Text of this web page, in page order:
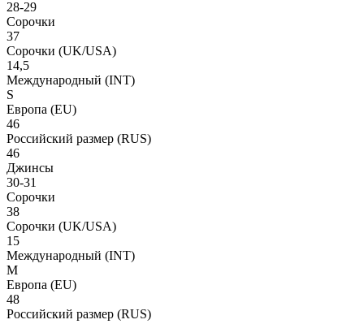
28-29
Сорочки
37
Сорочки (UK/USA)
14,5
Международный (INT)
S
Европа (EU)
46
Российский размер (RUS)
46
Джинсы
30-31
Сорочки
38
Сорочки (UK/USA)
15
Международный (INT)
M
Европа (EU)
48
Российский размер (RUS)